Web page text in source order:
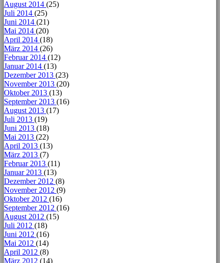
August 2014 (25)
Juli 2014 (25)
Juni 2014 (21)
Mai 2014 (20)
April 2014 (18)
März 2014 (26)
Februar 2014 (12)
Januar 2014 (13)
Dezember 2013 (23)
November 2013 (20)
Oktober 2013 (13)
September 2013 (16)
August 2013 (17)
Juli 2013 (19)
Juni 2013 (18)
Mai 2013 (22)
April 2013 (13)
März 2013 (7)
Februar 2013 (11)
Januar 2013 (13)
Dezember 2012 (8)
November 2012 (9)
Oktober 2012 (16)
September 2012 (16)
August 2012 (15)
Juli 2012 (18)
Juni 2012 (16)
Mai 2012 (14)
April 2012 (8)
März 2012 (14)